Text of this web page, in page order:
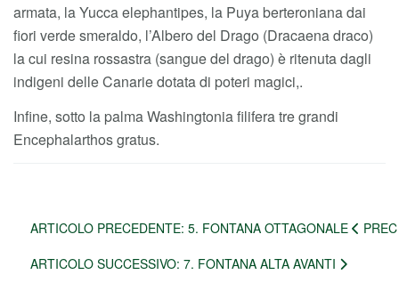
armata, la Yucca elephantipes, la Puya berteroniana dai
fiori verde smeraldo, l’Albero del Drago (Dracaena draco)
la cui resina rossastra (sangue del drago) è ritenuta dagli
indigeni delle Canarie dotata di poteri magici,.
Infine, sotto la palma Washingtonia filifera tre grandi
Encephalarthos gratus.
ARTICOLO PRECEDENTE: 5. FONTANA OTTAGONALE
PREC
ARTICOLO SUCCESSIVO: 7. FONTANA ALTA AVANTI